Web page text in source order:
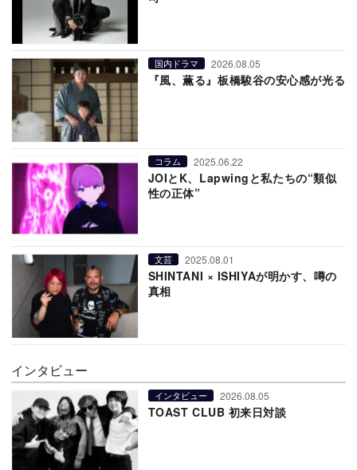
国内ドラマ 2026.08.05
『風、薫る』板橋駿谷の安心感が光る
コラム 2025.06.22
JOIとK、Lapwingと私たちの“類似
性の正体”
文芸 2025.08.01
SHINTANI × ISHIYAが明かす、噂の
真相
インタビュー
インタビュー 2026.08.05
TOAST CLUB 初来日対談